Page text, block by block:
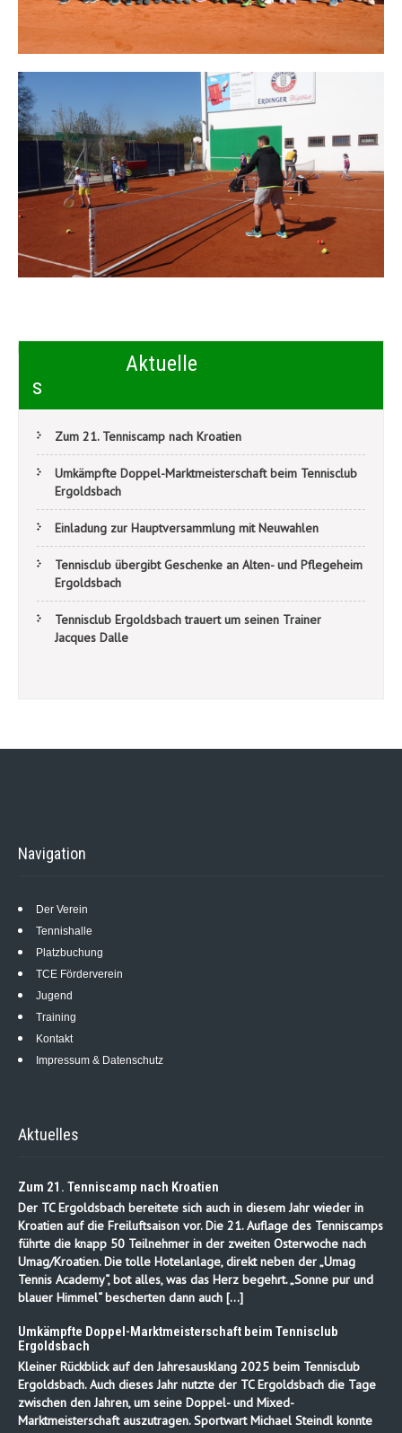
Beitragsnavigation
Hallenmeister 2015
Aktuelle
s
Zum 21. Tenniscamp nach Kroatien
Umkämpfte Doppel-Marktmeisterschaft beim Tennisclub
Ergoldsbach
Einladung zur Hauptversammlung mit Neuwahlen
Tennisclub übergibt Geschenke an Alten- und Pflegeheim
Ergoldsbach
Tennisclub Ergoldsbach trauert um seinen Trainer
Jacques Dalle
Navigation
Der Verein
Tennishalle
Platzbuchung
TCE Förderverein
Jugend
Training
Kontakt
Impressum & Datenschutz
Aktuelles
Zum 21. Tenniscamp nach Kroatien
Der TC Ergoldsbach bereitete sich auch in diesem Jahr wieder in
Kroatien auf die Freiluftsaison vor. Die 21. Auflage des Tenniscamps
führte die knapp 50 Teilnehmer in der zweiten Osterwoche nach
Umag/Kroatien. Die tolle Hotelanlage, direkt neben der „Umag
Tennis Academy“, bot alles, was das Herz begehrt. „Sonne pur und
blauer Himmel“ bescherten dann auch […]
Umkämpfte Doppel-Marktmeisterschaft beim Tennisclub
Ergoldsbach
Kleiner Rückblick auf den Jahresausklang 2025 beim Tennisclub
Ergoldsbach. Auch dieses Jahr nutzte der TC Ergoldsbach die Tage
zwischen den Jahren, um seine Doppel- und Mixed-
Marktmeisterschaft auszutragen. Sportwart Michael Steindl konnte